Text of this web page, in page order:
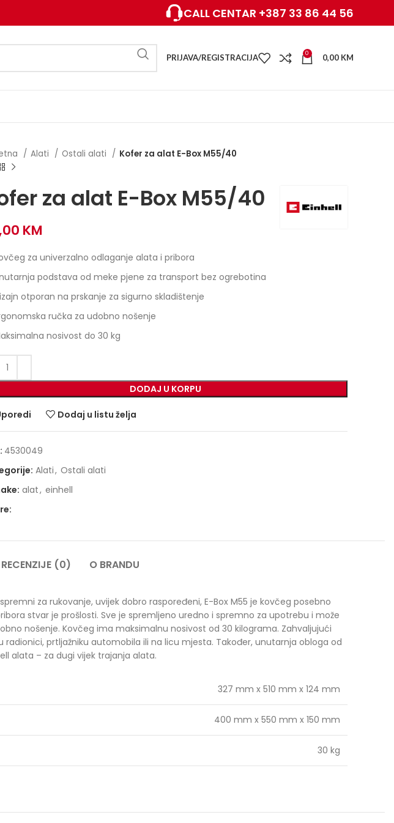
CALL CENTAR +387 33 86 44 56
PRIJAVA/REGISTRACIJA 0 0,00 KM
Alati Ostali alati Kofer za alat E-Box M55/40
za alat E-Box M55/40
KM
za univerzalno odlaganje alata i pribora
podstava od meke pjene za transport bez ogrebotina
otporan na prskanje za sigurno skladištenje
ručka za udobno nošenje
nosivost do 30 kg
DODAJ U KORPU
Dodaj u listu želja
4530049
Alati, Ostali alati
alat, einhell
RECENZIJE (0) O BRANDU
za rukovanje, uvijek dobro raspoređeni, E-Box M55 je kovčeg posebno
stvar je prošlosti. Sve je spremljeno uredno i spremno za upotrebu i može
nošenje. Kovčeg ima maksimalnu nosivost od 30 kilograma. Zahvaljujući
prtljažniku automobila ili na licu mjesta. Također, unutarnja obloga od
alata – za dugi vijek trajanja alata.
327 mm x 510 mm x 124 mm
400 mm x 550 mm x 150 mm
30 kg